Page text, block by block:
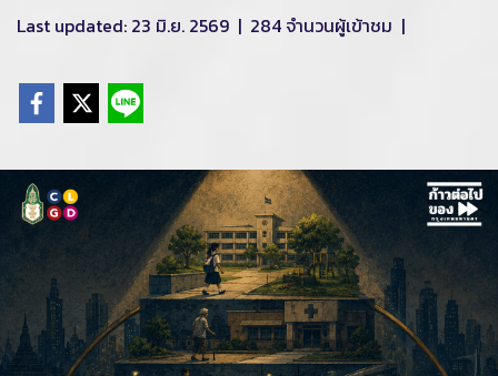
Last updated: 23 มิ.ย. 2569 | 284 จำนวนผู้เข้าชม |